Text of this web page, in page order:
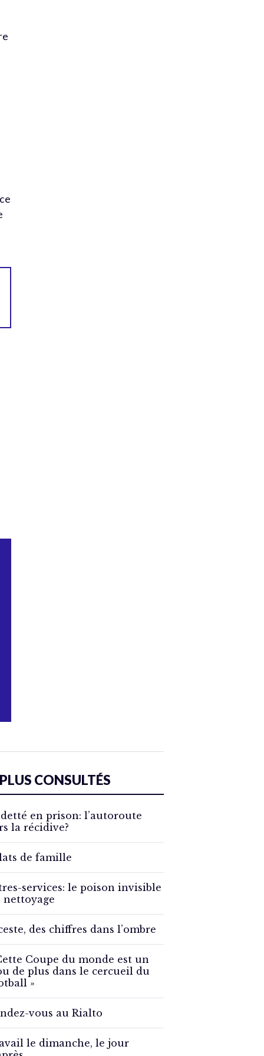
CONSULTÉS
en prison: l’autoroute
la récidive?
de famille
services: le poison invisible
nettoyage
des chiffres dans l’ombre
Coupe du monde est un
de plus dans le cercueil du
»
vous au Rialto
le dimanche, le jour